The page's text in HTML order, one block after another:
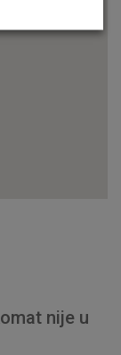
nije u
stranice i